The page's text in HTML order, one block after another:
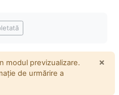
modul previzualizare.
de urmărire a
×